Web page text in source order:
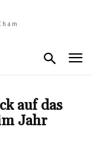
auf das
Jahr